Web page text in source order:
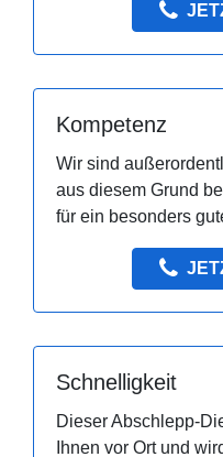
Kompetenz
Wir sind
aus diesem Grund
für ein besonders
Schnelligkeit
Dieser Abschlepp-
Ihnen vor Ort und